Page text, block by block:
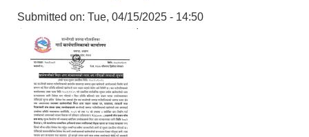
Submitted on: Tue, 04/15/2025 - 14:50